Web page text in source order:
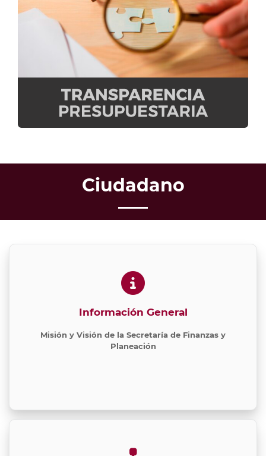
Ciudadano
Información General
Misión y Visión de la Secretaría de Finanzas y
Planeación